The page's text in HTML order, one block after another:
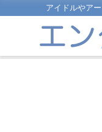
アイドルやア